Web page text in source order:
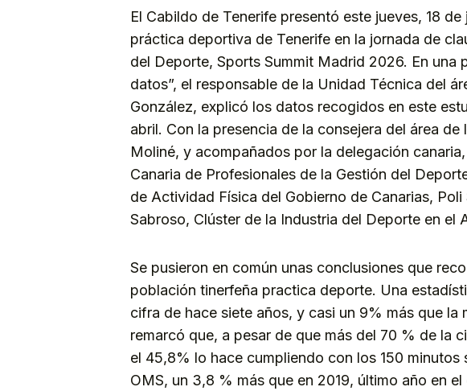
El Cabildo de Tenerife presentó este jueves, 18
práctica deportiva de Tenerife en la jornada de
del Deporte, Sports Summit Madrid 2026. En una
datos”, el responsable de la Unidad Técnica del
González, explicó los datos recogidos en este
abril. Con la presencia de la consejera del área
Moliné, y acompañados por la delegación
Canaria de Profesionales de la Gestión del
de Actividad Física del Gobierno de Canarias,
Sabroso, Clúster de la Industria del Deporte en el
Se pusieron en común unas conclusiones que
población tinerfeña practica deporte. Una
cifra de hace siete años, y casi un 9% más que la
remarcó que, a pesar de que más del 70 % de la
el 45,8% lo hace cumpliendo con los 150 minutos
OMS, un 3,8 % más que en 2019, último año en